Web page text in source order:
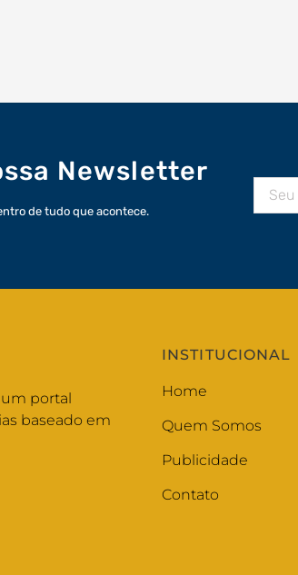
Newsletter
de tudo que acontece.
portal
baseado em
INSTITUCIONAL
Home
Quem Somos
Publicidade
Contato